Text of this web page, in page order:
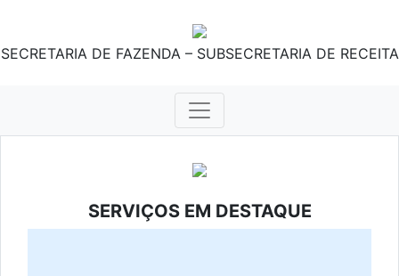
SECRETARIA DE FAZENDA – SUBSECRETARIA DE RECEITA
SERVIÇOS EM DESTAQUE